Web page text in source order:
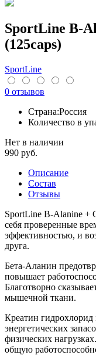
SportLine B-
(125caps)
SportLine
0 отзывов
Страна:Россия
Количество в
Нет в наличии
990 руб.
Описание
Cостав
Отзывы
SportLine B-Alanine +
себя проверенные
эффективностью, и
друга.
Бета-Аланин
повышает
Благотворно
мышечной ткани.
Креатин гидрохлорид
энергетических
физических
общую